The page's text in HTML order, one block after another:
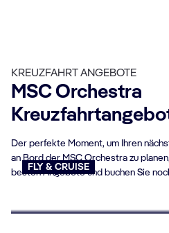
KREUZFAHRT ANGEBOTE
MSC Orchestra
Der perfekte Moment, um Ihren
an Bord der MSC Orchestra zu
besten Angebote und buchen Sie
FLY & CRUISE